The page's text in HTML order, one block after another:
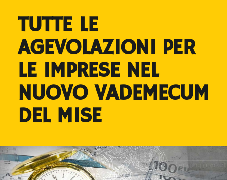
TUTTE LE
AGEVOLAZIONI PER
LE IMPRESE NEL
NUOVO VADEMECUM
DEL MISE